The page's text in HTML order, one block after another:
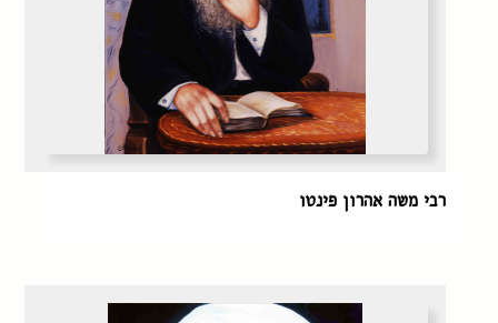
רבי משה אהרון פינטו